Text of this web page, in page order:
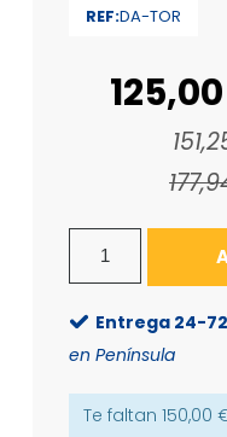
REF:DA-TOR
Entrega 24-
en Península
Te faltan150,00